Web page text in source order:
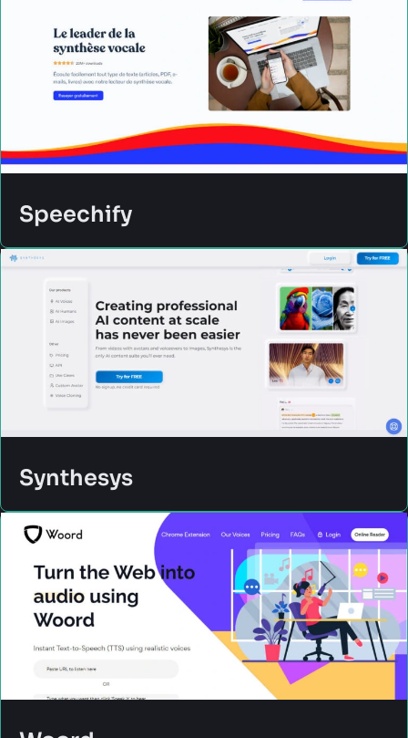
Speechify
Synthesys